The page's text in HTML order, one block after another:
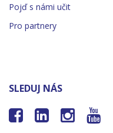
Pojď s námi učit
Pro partnery
SLEDUJ NÁS
   